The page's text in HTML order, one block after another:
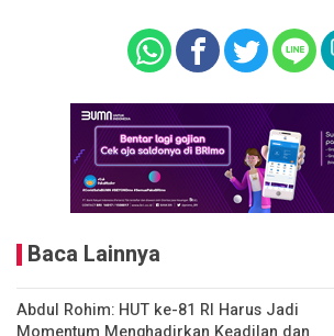
Baca Lainnya
Abdul Rohim: HUT ke-81 RI Harus Jadi